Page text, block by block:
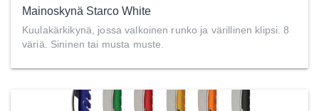
Mainoskynä Starco White
Kuulakärkikynä, jossa valkoinen runko ja värillinen klipsi. 8
väriä. Sininen tai musta muste.